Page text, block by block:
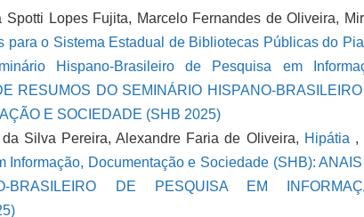
Lopes Fujita, Marcelo Fernandes de Oliveira,
para o Sistema Estadual de Bibliotecas Públicas do
Hispano-Brasileiro de Pesquisa em
RESUMOS DO SEMINÁRIO HISPANO-
E SOCIEDADE (SHB 2025)
Silva Pereira, Alexandre Faria de Oliveira, Hipátia ,
Documentação e Sociedade (SHB):
BRASILEIRO DE PESQUISA EM